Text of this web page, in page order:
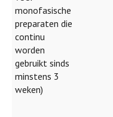
monofasische
preparaten die
continu
worden
gebruikt sinds
minstens 3
weken)